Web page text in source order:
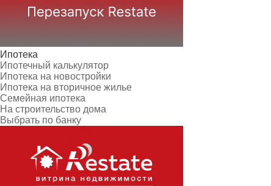
Ипотека
Ипотечный калькулятор
Ипотека на новостройки
Ипотека на вторичное жилье
Семейная ипотека
На строительство дома
Выбрать по банку